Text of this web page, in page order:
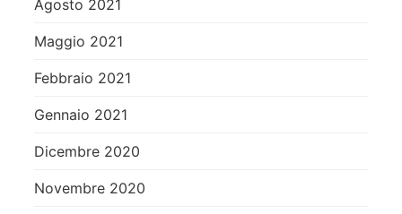
Agosto 2021
Maggio 2021
Febbraio 2021
Gennaio 2021
Dicembre 2020
Novembre 2020